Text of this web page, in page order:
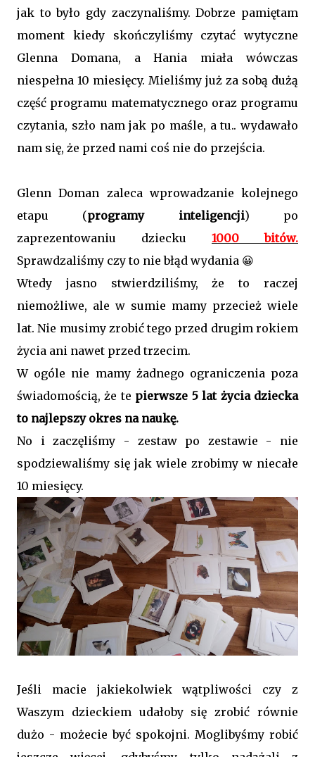
jak to było gdy zaczynaliśmy. Dobrze pamiętam
moment kiedy skończyliśmy czytać wytyczne
Glenna Domana, a Hania miała wówczas
niespełna 10 miesięcy. Mieliśmy już za sobą dużą
część programu matematycznego oraz programu
czytania, szło nam jak po maśle, a tu.. wydawało
nam się, że przed nami coś nie do przejścia.
Glenn Doman zaleca wprowadzanie kolejnego
etapu (programy inteligencji) po
zaprezentowaniu dziecku 1000 bitów.
Sprawdzaliśmy czy to nie błąd wydania 😀
Wtedy jasno stwierdziliśmy, że to raczej
niemożliwe, ale w sumie mamy przecież wiele
lat. Nie musimy zrobić tego przed drugim rokiem
życia ani nawet przed trzecim.
W ogóle nie mamy żadnego ograniczenia poza
świadomością, że te pierwsze 5 lat życia dziecka
to najlepszy okres na naukę.
No i zaczęliśmy - zestaw po zestawie - nie
spodziewaliśmy się jak wiele zrobimy w niecałe
10 miesięcy.
Jeśli macie jakiekolwiek wątpliwości czy z
Waszym dzieckiem udałoby się zrobić równie
dużo - możecie być spokojni. Moglibyśmy robić